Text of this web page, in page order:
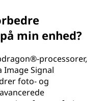
min enhed?
processorer,
Signal
foto- og